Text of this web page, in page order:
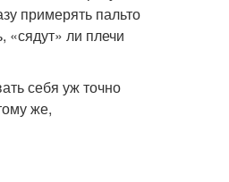
примерять пальто
ли плечи
себя уж точно
же,